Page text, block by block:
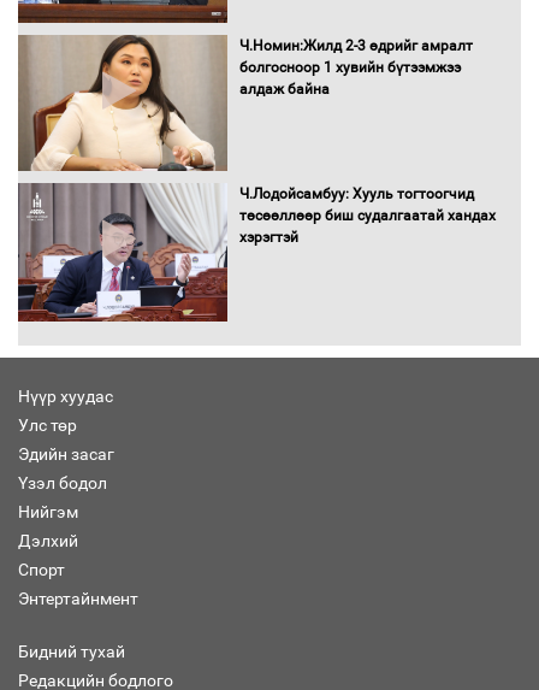
орчныг бүрдүүллээ
баримт
Ч.Номин:Жилд 2-3 өдрийг амралт
болгосноор 1 хувийн бүтээмжээ
алдаж байна
Ч.Лодойсамбуу: Хууль тогтоогчид
төсөөллөөр биш судалгаатай хандах
хэрэгтэй
Нүүр хуудас
Улс төр
Эдийн засаг
Үзэл бодол
Нийгэм
Дэлхий
Спорт
Энтертайнмент
Бидний тухай
Редакцийн бодлого